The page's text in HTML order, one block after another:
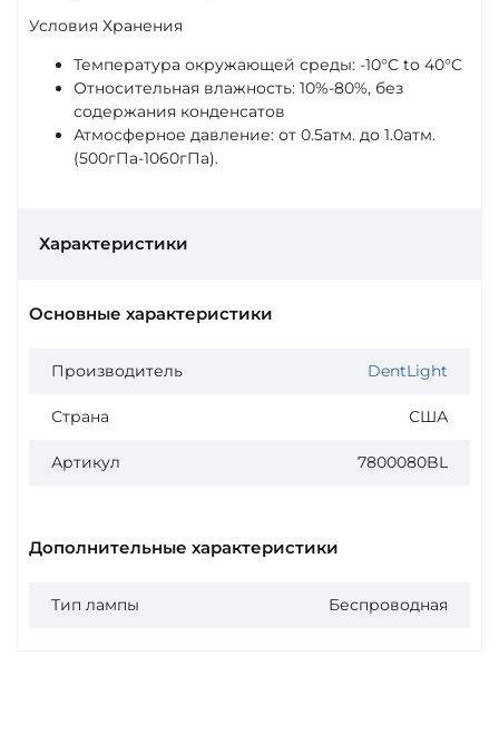
Условия Хранения
Температура окружающей среды: -10°C to 40°C
Относительная влажность: 10%-80%, без
содержания конденсатов
Атмосферное давление: от 0.5атм. до 1.0атм.
(500гПа-1060гПа).
Характеристики
Основные характеристики
Производитель DentLight
Страна США
Артикул 7800080BL
Дополнительные характеристики
Тип лампы Беспроводная